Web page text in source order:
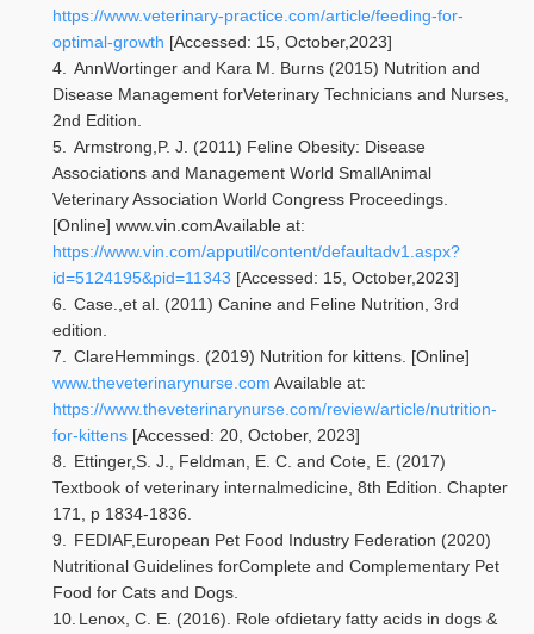
https://www.veterinary-practice.com/article/feeding-for-
optimal-growth [Accessed: 15, October,2023]
4.
AnnWortinger and Kara M. Burns (2015) Nutrition and
Disease Management forVeterinary Technicians and Nurses,
2nd Edition.
5.
Armstrong,P. J. (2011) Feline Obesity: Disease
Associations and Management World SmallAnimal
Veterinary Association World Congress Proceedings.
[Online] www.vin.comAvailable at:
https://www.vin.com/apputil/content/defaultadv1.aspx?
id=5124195&pid=11343 [Accessed: 15, October,2023]
6.
Case.,et al. (2011) Canine and Feline Nutrition, 3rd
edition.
7.
ClareHemmings. (2019) Nutrition for kittens. [Online]
www.theveterinarynurse.com Available at:
https://www.theveterinarynurse.com/review/article/nutrition-
for-kittens [Accessed: 20, October, 2023]
8.
Ettinger,S. J., Feldman, E. C. and Cote, E. (2017)
Textbook of veterinary internalmedicine, 8th Edition. Chapter
171, p 1834-1836.
9.
FEDIAF,European Pet Food Industry Federation (2020)
Nutritional Guidelines forComplete and Complementary Pet
Food for Cats and Dogs.
10. Lenox, C. E. (2016). Role ofdietary fatty acids in dogs &